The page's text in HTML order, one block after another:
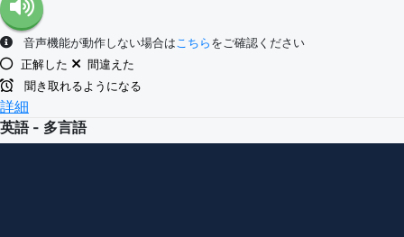
音声機能が動作しない場合はこちら をご確認ください
正解した
間違えた
聞き取れるようになる
詳細
英語 - 多言語